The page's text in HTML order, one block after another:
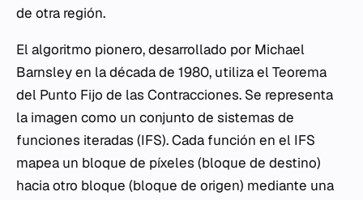
de otra región.
El algoritmo pionero, desarrollado por Michael
Barnsley en la década de 1980, utiliza el Teorema
del Punto Fijo de las Contracciones. Se representa
la imagen como un conjunto de sistemas de
funciones iteradas (IFS). Cada función en el IFS
mapea un bloque de píxeles (bloque de destino)
hacia otro bloque (bloque de origen) mediante una